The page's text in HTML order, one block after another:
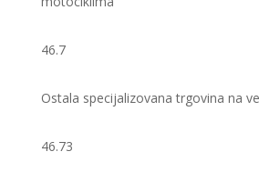
46.7
Ostala specijalizovana trgovina na
46.73